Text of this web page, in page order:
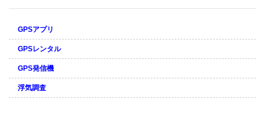
GPSアプリ
GPSレンタル
GPS発信機
浮気調査